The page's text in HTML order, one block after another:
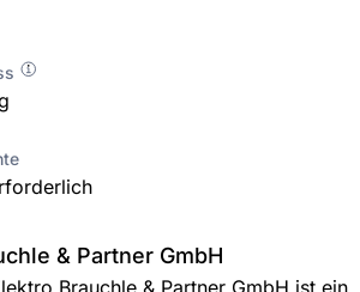
& Partner GmbH
Brauchle & Partner GmbH ist ein